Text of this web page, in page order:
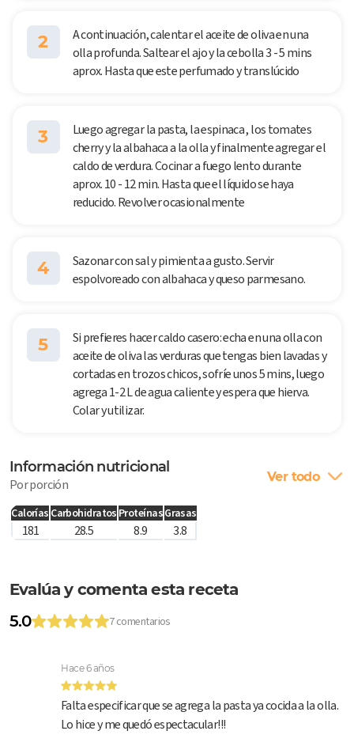
2
A continuación, calentar el aceite de oliva en una
olla profunda. Saltear el ajo y la cebolla 3 - 5 mins
aprox. Hasta que este perfumado y translúcido
3
Luego agregar la pasta, la espinaca , los tomates
cherry y la albahaca a la olla y finalmente agregar el
caldo de verdura. Cocinar a fuego lento durante
aprox. 10 - 12 min. Hasta que el líquido se haya
reducido. Revolver ocasionalmente
4
Sazonar con sal y pimienta a gusto. Servir
espolvoreado con albahaca y queso parmesano.
5
Si prefieres hacer caldo casero: echa en una olla con
aceite de oliva las verduras que tengas bien lavadas y
cortadas en trozos chicos, sofríe unos 5 mins, luego
agrega 1-2 L de agua caliente y espera que hierva.
Colar y utilizar.
Información nutricional
Por porción Ver todo
Calorías Carbohidratos ProteínasGrasas
181 28.5 8.9 3.8
Evalúa y comenta esta receta
5.0
7 comentarios
Hace 6 años
Falta especificar que se agrega la pasta ya cocida a la olla.
Lo hice y me quedó espectacular!!!